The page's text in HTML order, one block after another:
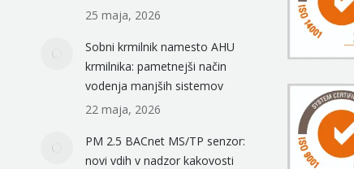
25 maja, 2026
Sobni krmilnik namesto AHU
krmilnika: pametnejši način
vodenja manjših sistemov
22 maja, 2026
PM 2.5 BACnet MS/TP senzor:
novi vdih v nadzor kakovosti